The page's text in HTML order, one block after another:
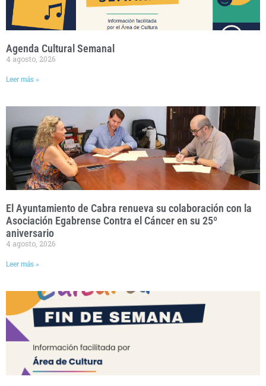
Agenda Cultural Semanal
4 agosto, 2026
Leer más »
El Ayuntamiento de Cabra renueva su colaboración con la
Asociación Egabrense Contra el Cáncer en su 25º
aniversario
4 agosto, 2026
Leer más »